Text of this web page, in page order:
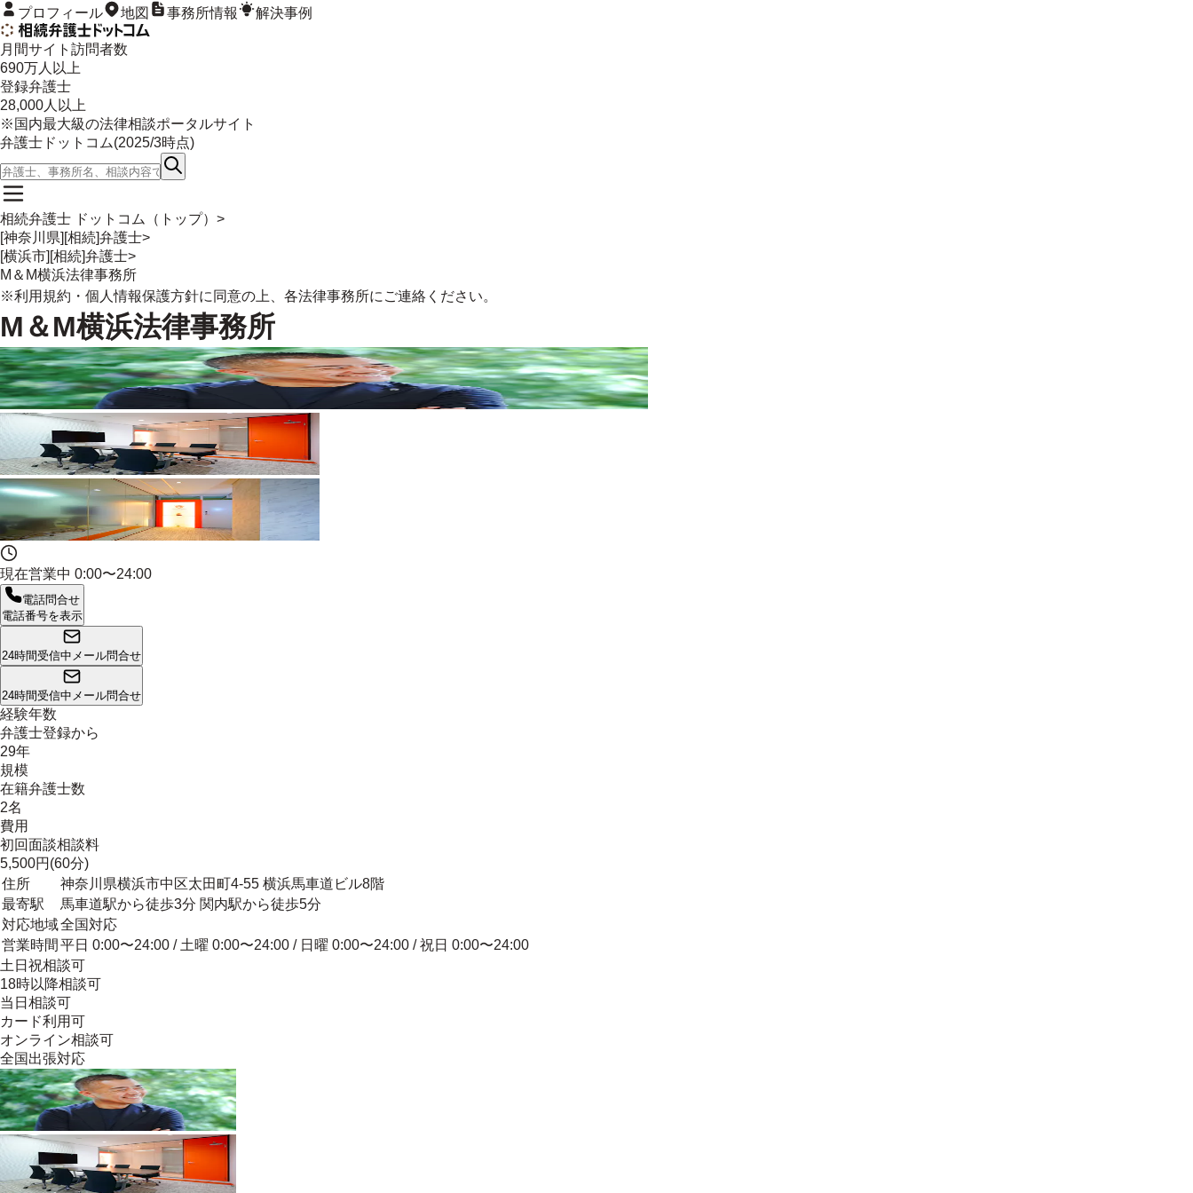
プロフィール 地図 事務所情報 解決事例
月間サイト訪問者数
690万人以上
登録弁護士
28,000人以上
※国内最大級の法律相談ポータルサイト
弁護士ドットコム(2025/3時点)
相続弁護士 ドットコム（トップ） >
[神奈川県][相続]弁護士>
[横浜市][相続]弁護士>
M＆M横浜法律事務所
※利用規約 ・ 個人情報保護方針に同意の上、各法律事務所にご連絡ください。
M＆M横浜法律事務所
現在営業中 0:00〜24:00
電話問合せ
電話番号を表示
24時間受信中 メール問合せ
24時間受信中 メール問合せ
経験年数
弁護士登録から
29年
規模
在籍弁護士数
2名
費用
初回面談相談料
5,500円(60分)
住所
神奈川県横浜市中区太田町4-55 横浜馬車道ビル8階
最寄駅
馬車道駅から徒歩3分 関内駅から徒歩5分
対応地域全国対応
営業時間 平日 0:00〜24:00 / 土曜 0:00〜24:00 / 日曜 0:00〜24:00 / 祝日 0:00〜24:00
土日祝相談可
18時以降相談可
当日相談可
カード利用可
オンライン相談可
全国出張対応